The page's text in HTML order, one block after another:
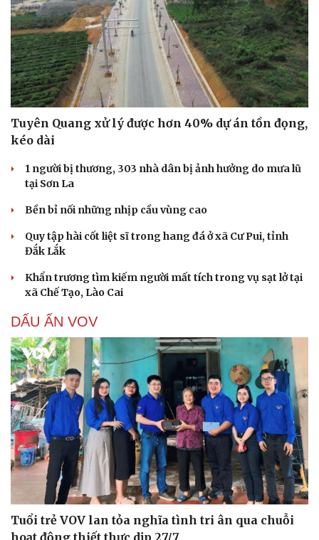
Tuyên Quang xử lý được hơn 40% dự án tồn đọng,
kéo dài
1 người bị thương, 303 nhà dân bị ảnh hưởng do mưa lũ
tại Sơn La
Bền bỉ nối những nhịp cầu vùng cao
Quy tập hài cốt liệt sĩ trong hang đá ở xã Cư Pui, tỉnh
Đắk Lắk
Khẩn trương tìm kiếm người mất tích trong vụ sạt lở tại
xã Chế Tạo, Lào Cai
DẤU ẤN VOV
Tuổi trẻ VOV lan tỏa nghĩa tình tri ân qua chuỗi